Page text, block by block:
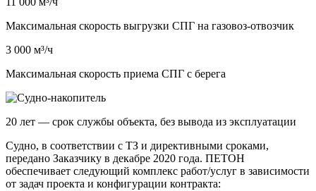
Максимальная скорость выгрузки СПГ на газовоз-отвозчик
3 000 м³/ч
Максимальная скорость приема СПГ с берега
20 лет — срок службы объекта, без вывода из эксплуатации
Судно, в соответствии с ТЗ и директивными сроками,
передано Заказчику в декабре 2020 года. ПЕТОН
обеспечивает следующий комплекс работ/услуг в зависимости
от задач проекта и конфигурации контракта: